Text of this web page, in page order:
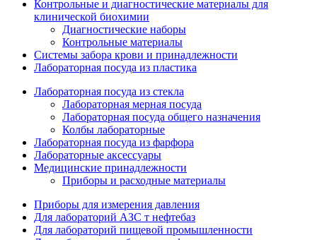
Контрольные и диагностические материалы для
клинической биохимии
Диагностические наборы
Контрольные материалы
Системы забора крови и принадлежности
Лабораторная посуда из пластика
Лабораторная посуда из стекла
Лабораторная мерная посуда
Лабораторная посуда общего назначения
Колбы лабораторные
Лабораторная посуда из фарфора
Лабораторные аксессуары
Медицинские принадлежности
Приборы и расходные материалы
Приборы для измерения давления
Для лабораторий АЗС т нефтебаз
Для лабораторий пищевой промышленности